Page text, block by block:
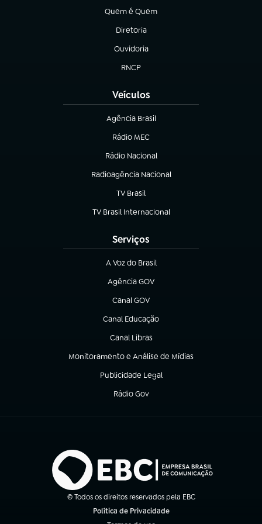
Quem é Quem
(abre em nova aba)
Diretoria
(abre em nova aba)
Ouvidoria
(abre em nova aba)
RNCP
(abre em nova aba)
Veículos
Agência Brasil
(abre em nova aba)
Rádio MEC
(abre em nova aba)
Rádio Nacional
Radioagência Nacional
(abre em nova aba)
TV Brasil
(abre em nova aba)
TV Brasil Internacional
(abre em nova aba)
Serviços
A Voz do Brasil
(abre em nova aba)
Agência GOV
(abre em nova aba)
Canal GOV
(abre em nova aba)
Canal Educação
(abre em nova aba)
Canal Libras
(abre em nova aba)
Monitoramento e Análise de Mídias
(abre em nova aba)
Publicidade Legal
(abre em nova aba)
Rádio Gov
(abre em nova aba)
© Todos os direitos reservados pela EBC
Política de Privacidade